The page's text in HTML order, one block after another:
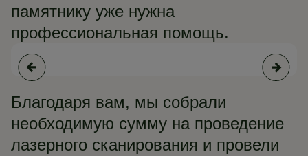
памятнику уже нужна
профессиональная помощь.
Благодаря вам, мы собрали
необходимую сумму на проведение
лазерного сканирования и провели